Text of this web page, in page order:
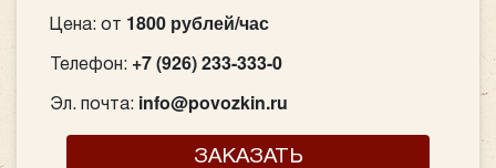
Цена: от 1800 рублей/час
Телефон: +7 (926) 233-333-0
Эл. почта: info@povozkin.ru
ЗАКАЗАТЬ